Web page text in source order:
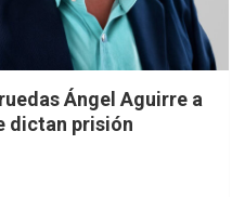
Ángel Aguirre a
dictan prisión